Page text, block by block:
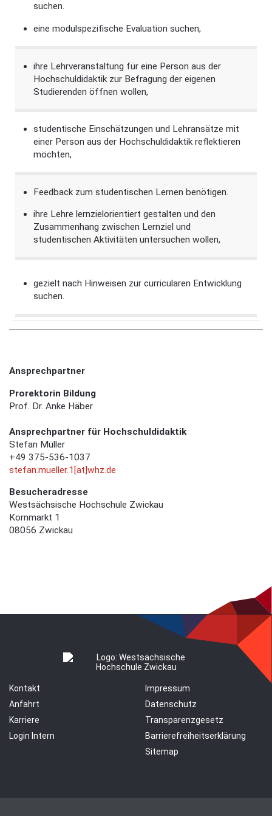
suchen.
eine modulspezifische Evaluation suchen,
ihre Lehrveranstaltung für eine Person aus der
Hochschuldidaktik zur Befragung der eigenen
Studierenden öffnen wollen,
studentische Einschätzungen und Lehransätze mit
einer Person aus der Hochschuldidaktik reflektieren
möchten,
Feedback zum studentischen Lernen benötigen.
ihre Lehre lernzielorientiert gestalten und den
Zusammenhang zwischen Lernziel und
studentischen Aktivitäten untersuchen wollen,
gezielt nach Hinweisen zur curricularen Entwicklung
suchen.
Ansprechpartner
Prorektorin Bildung
Prof. Dr. Anke Häber
Ansprechpartner für Hochschuldidaktik
Stefan Müller
+49 375-536-1037
stefan.mueller.1[at]whz.de
Besucheradresse
Westsächsische Hochschule Zwickau
Kornmarkt 1
08056 Zwickau
Kontakt
Anfahrt
Karriere
Login Intern
Impressum
Datenschutz
Transparenzgesetz
Barrierefreiheitserklärung
Sitemap